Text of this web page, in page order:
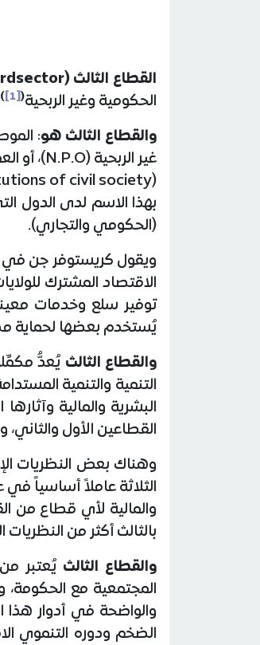
القطاع الثالث (
الحكومية وغير الربحية(
[1]
)
والقطاع الثالث هو
بهذا الاسم لدى الدول
(الحكومي والتجاري).
ويقول كريستوفر جن في
الاقتصاد المشترك
توفير سلع وخدمات
يُستخدم بعضها لحماية
والقطاع الثالث يُعدُّ
التنمية والتنمية
البشرية والمالية
القطاعين الأول
وهناك بعض النظريات
الثلاثة عاملاً أساسياً
والمالية لأي قطاع من
بالثالث أكثر من النظريات
والقطاع الثالث يُعتبر
المجتمعية مع الحكومة،
والواضحة في أدوار هذا
الضخم ودوره التنموي